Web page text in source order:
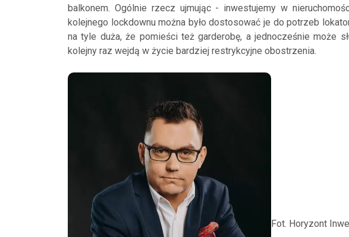
balkonem. Ogólnie rzecz ujmując - inwestujemy w
kolejnego lockdownu można było dostosować je do potrzeb
na tyle duża, że pomieści też garderobę, a jednocześnie może
kolejny raz wejdą w życie bardziej restrykcyjne obostrzenia.
Fot. Horyzont